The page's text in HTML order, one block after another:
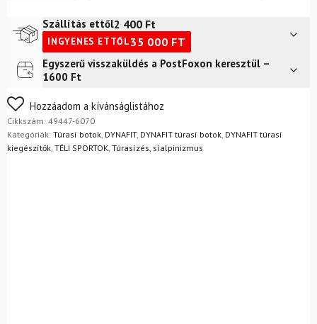
Glo
mennyiség
Szállítás ettől2 400 Ft
INGYENES ETTŐL35 000 FT
Futár a címre2 400
Egyszerű visszaküldés a PostFoxon keresztül –
1600 Ft
Nem biztos a választásában? Semmi gond – a terméket
egyszerűen visszaküldheti 14 napon belül, indoklás nélkül.
Mik a visszaküldés feltételei?
Hozzáadom a kívánságlistához
Cikkszám: 49447-6070
Kategóriák: Túrasí botok DYNAFIT, DYNAFIT túrasí botok DYNAFIT túrasí
kiegészítők TÉLI SPORTOK Túrasízés, síalpinizmus